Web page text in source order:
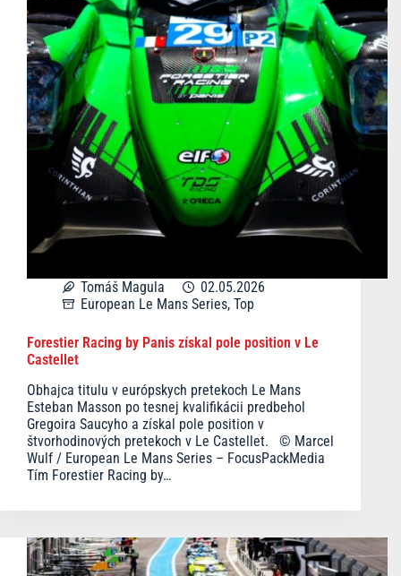
Tomáš Magula
02.05.2026
European Le Mans Series, Top
Forestier Racing by Panis získal pole position v Le
Castellet
Obhajca titulu v európskych pretekoch Le Mans
Esteban Masson po tesnej kvalifikácii predbehol
Gregoira Saucyho a získal pole position v
štvorhodinových pretekoch v Le Castellet. © Marcel
Wulf / European Le Mans Series – FocusPackMedia
Tím Forestier Racing by…